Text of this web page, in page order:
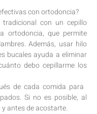
con ortodoncia?
‌con un cepillo
ortodoncia,‍ que permite
Además, usar hilo​
⁤bucales ayuda a ⁢eliminar‍
debo ⁤cepillarme los
de cada comida para
Si no es posible, al
‌antes⁢ de acostarte.